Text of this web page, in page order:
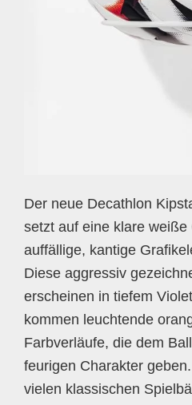
Der neue Decathlon
setzt auf eine klare
auffällige, kantige
Diese aggressiv
erscheinen in tiefem
kommen leuchtende
Farbverläufe, die dem
feurigen Charakter
vielen klassischen